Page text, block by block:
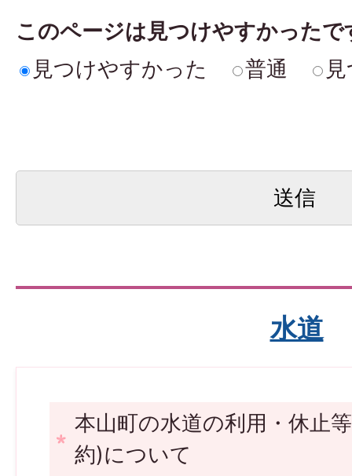
このページは見つけやすかったで
見つけやすかった
普通
水道
本山町の水道の利用・休止
約)について